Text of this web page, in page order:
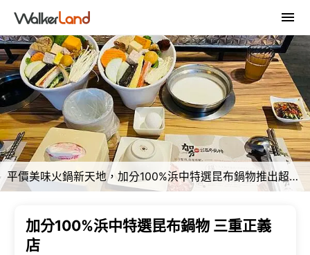
平價美味火鍋新天地，加分100%浜中特選昆布鍋物推出超值套餐，牛奶鍋濃郁滑順，加價享受雙倍肉和海鮮，超高CP值。
加分100%浜中特選昆布鍋物 三重正義
店